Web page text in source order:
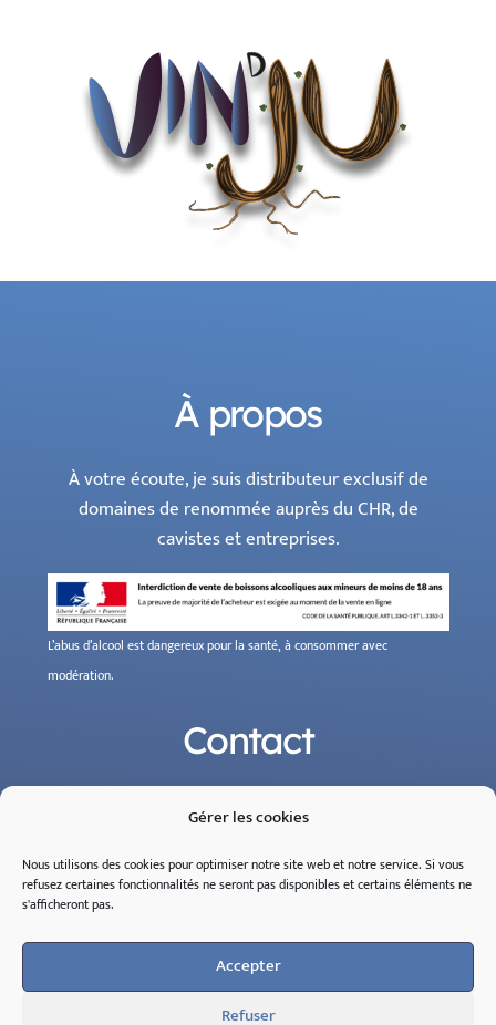
Gérer les cookies
Nous utilisons des cookies pour optimiser notre site web et notre service. Si vous
refusezcertainesfonctionnalitésneserontpasdisponiblesetcertainsélémentsne
s'afficherontpas.
Accepter
Refuser
À propos
À votre écoute, je suis distributeur exclusif de
domaines de renommée auprès du CHR, de
cavistes et entreprises.
L’abus d’alcool est dangereux pour la santé, à consommer avec
modération.
Contact
+33 6 13 99 56 84
Lundi au Vendredide 08h30 à 18h30